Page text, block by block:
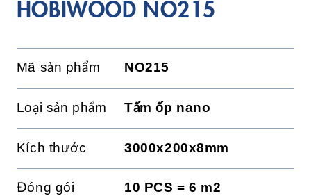
HOBIWOOD NO215
Mã sản phẩm NO215
Loại sản phẩm Tấm ốp nano
Kích thước 3000x200x8mm
Đóng gói 10 PCS = 6 m2